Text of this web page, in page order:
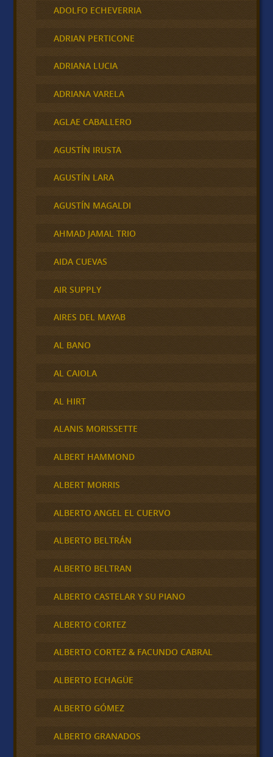
ADOLFO ECHEVERRIA
ADRIAN PERTICONE
ADRIANA LUCIA
ADRIANA VARELA
AGLAE CABALLERO
AGUSTÍN IRUSTA
AGUSTÍN LARA
AGUSTÍN MAGALDI
AHMAD JAMAL TRIO
AIDA CUEVAS
AIR SUPPLY
AIRES DEL MAYAB
AL BANO
AL CAIOLA
AL HIRT
ALANIS MORISSETTE
ALBERT HAMMOND
ALBERT MORRIS
ALBERTO ANGEL EL CUERVO
ALBERTO BELTRÁN
ALBERTO BELTRAN
ALBERTO CASTELAR Y SU PIANO
ALBERTO CORTEZ
ALBERTO CORTEZ & FACUNDO CABRAL
ALBERTO ECHAGÜE
ALBERTO GÓMEZ
ALBERTO GRANADOS